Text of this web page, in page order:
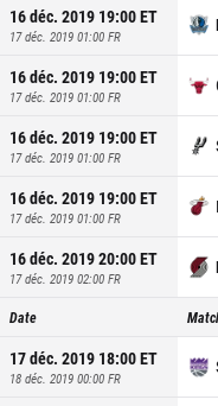
16 déc. 2019 19:00ET
17 déc. 2019 01:00 FR
16 déc. 2019 19:00ET
17 déc. 2019 01:00 FR
16 déc. 2019 19:00ET
17 déc. 2019 01:00 FR
16 déc. 2019 19:00ET
17 déc. 2019 01:00 FR
16 déc. 2019 20:00ET
17 déc. 2019 02:00 FR
Date
17 déc. 2019 18:00ET
18 déc. 2019 00:00 FR